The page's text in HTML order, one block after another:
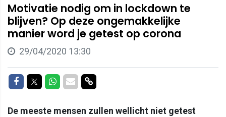
Motivatie nodig om in lockdown te
blijven? Op deze ongemakkelijke
manier word je getest op corona
29/04/2020 13:30
Delen op Facebook
Delen op Twitter
Delen op Whatsapp
Delen via Mail
Delen via link
De meeste mensen zullen wellicht niet getest